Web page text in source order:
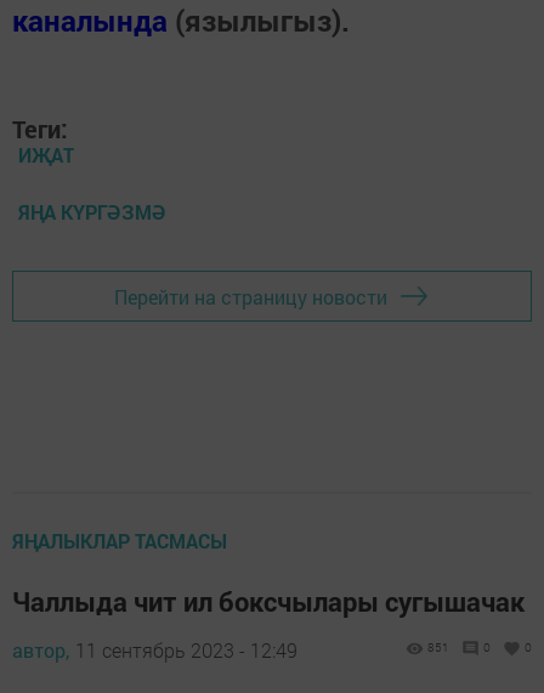
каналында (язылыгыз).
Теги:
ИҖАТ
ЯҢА КҮРГӘЗМӘ
Перейти на страницу новости
ЯҢАЛЫКЛАР ТАСМАСЫ
Чаллыда чит ил боксчылары сугышачак
автор, 11 сентябрь 2023 - 12:49 851 0 0